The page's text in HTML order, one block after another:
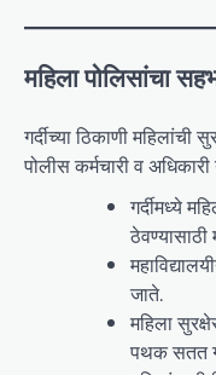
महिला पोलिसांचा
गर्दीच्या ठिकाणी महिलांची
पोलीस कर्मचारी व
गर्दीमध्ये
जाते.
महिला
पथक सतत